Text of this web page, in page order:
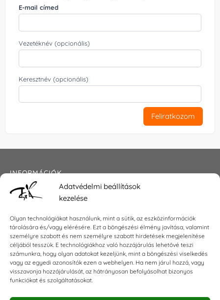
Adatvédelmi beállítások
kezelése
Olyan technológiákat használunk, mint a sütik, az eszközinformációk
tárolására és/vagy elérésére. Ezt a böngészési élmény javítása, valamint
személyre szabott és nem személyre szabott hirdetések megjelenítése
céljából tesszük. E technológiákhoz való hozzájárulás lehetővé teszi
számunkra, hogy olyan adatokat kezeljünk, mint a böngészési viselkedés
vagy az egyedi azonosítók ezen a webhelyen. Ha nem járul hozzá, vagy
visszavonja hozzájárulását, az hátrányosan befolyásolhat bizonyos
funkciókat és szolgáltatásokat.
E-mail címed
Vezetéknév (opcionális)
Keresztnév (opcionális)
Feliratkozom
INFORMÁCIÓK
Általános szerződési feltételek
Impresszum
KAPCSOLAT
E-mail:shop@torokszilvi.com
Telefon: +36 30 6767872